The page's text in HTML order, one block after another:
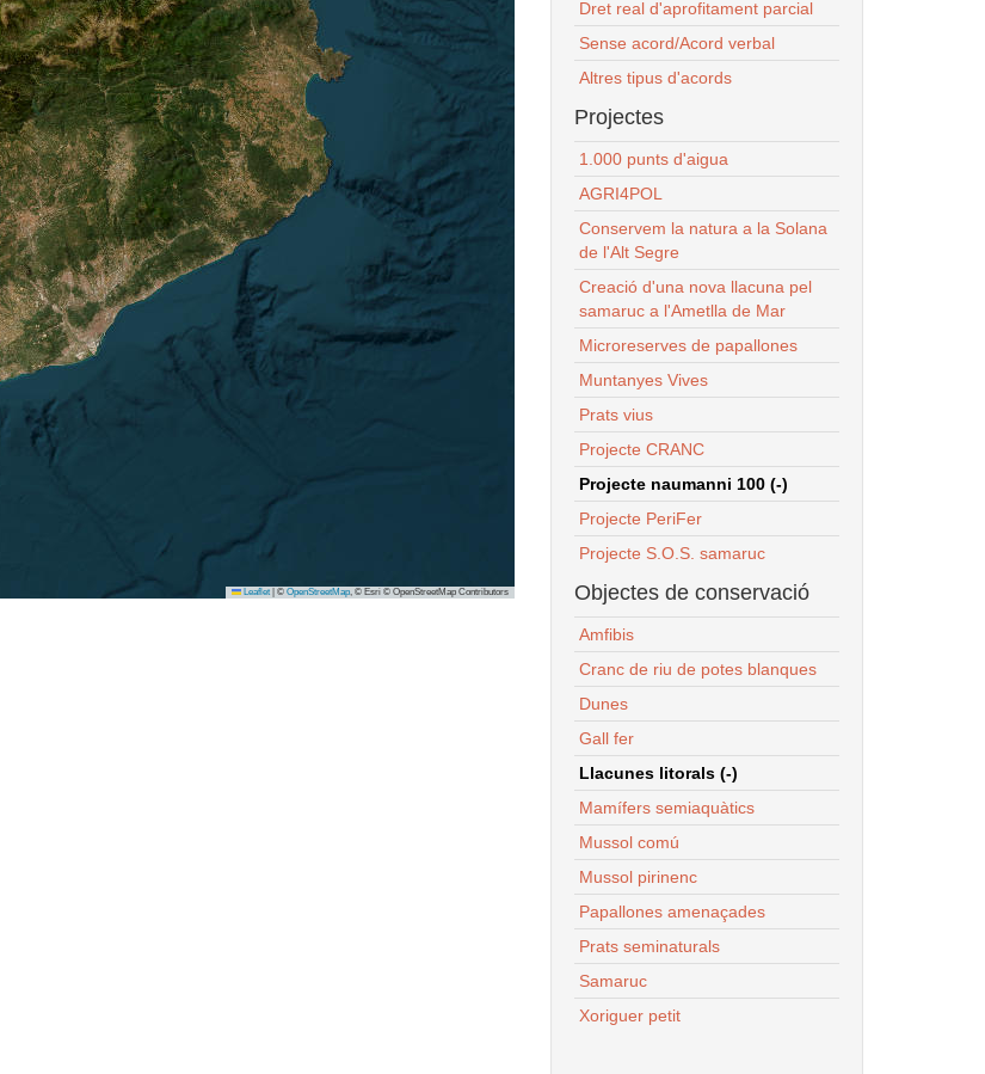
Leaflet © OpenStreetMap, © Esri © OpenStreetMap Contributors
Dret real d'aprofitament parcial
Sense acord/Acord verbal
Altres tipus d'acords
Projectes
1.000 punts d'aigua
AGRI4POL
Conservem la natura a la Solana
de l'Alt Segre
Creació d'una nova llacuna pel
samaruc a l'Ametlla de Mar
Microreserves de papallones
Muntanyes Vives
Prats vius
Projecte CRANC
Projecte naumanni 100 (-)
Projecte PeriFer
Projecte S.O.S. samaruc
Objectes de conservació
Amfibis
Cranc de riu de potes blanques
Dunes
Gall fer
Llacunes litorals (-)
Mamífers semiaquàtics
Mussol comú
Mussol pirinenc
Papallones amenaçades
Prats seminaturals
Samaruc
Xoriguer petit